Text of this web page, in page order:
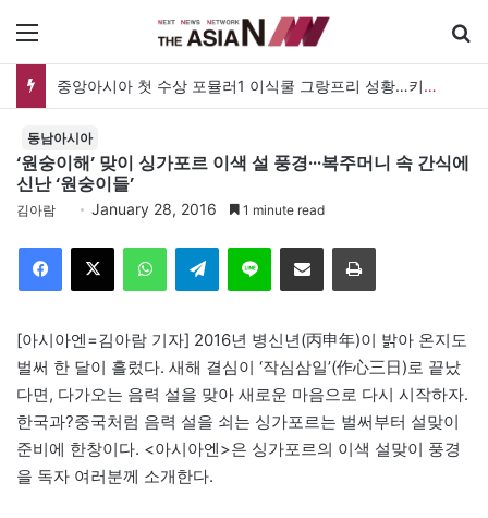
중앙아시아 첫 수상 포뮬러1 이식쿨 그랑프리 성황…키르기스스탄, 대회 연례화 추진
동남아시아
‘원숭이해’ 맞이 싱가포르 이색 설 풍경···복주머니 속 간식에
신난 ‘원숭이들’
김아람 January 28, 2016 1 minute read
Telegram 이메일
[아시아엔=김아람 기자] 2016년 병신년(丙申年)이 밝아 온지도
벌써 한 달이 흘렀다. 새해 결심이 ‘작심삼일’(作心三日)로 끝났
다면, 다가오는 음력 설을 맞아 새로운 마음으로 다시 시작하자.
한국과?중국처럼 음력 설을 쇠는 싱가포르는 벌써부터 설맞이
준비에 한창이다. <아시아엔>은 싱가포르의 이색 설맞이 풍경
을 독자 여러분께 소개한다.